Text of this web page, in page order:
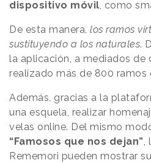
dispositivo móvil, como
De esta manera, los ramos
sustituyendo a los naturales.
la aplicación, a mediados de
realizado más de 800
Además, gracias a la
una esquela, realizar
velas online. Del mismo
“Famosos que nos dejan”,
Rememori pueden mostrar